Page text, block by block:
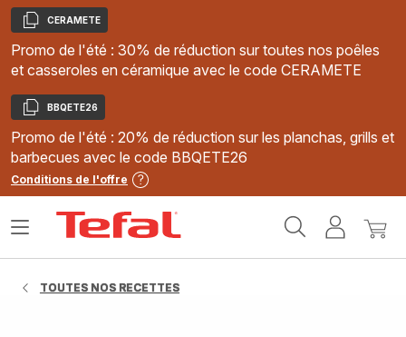
Copier
CERAMETE
Promo de l'été : 30% de réduction sur toutes nos poêles
et casseroles en céramique avec le code CERAMETE
Copier
BBQETE26
Promo de l'été : 20% de réduction sur les planchas, grills et
barbecues avec le code BBQETE26
Conditions de l'offre
MonMon
Ouvrir
TOUTES NOS RECETTES